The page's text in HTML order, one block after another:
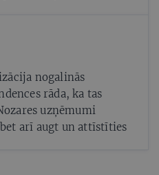
nogalinās
rāda, ka tas
uzņēmumi
arī augt un attīstīties